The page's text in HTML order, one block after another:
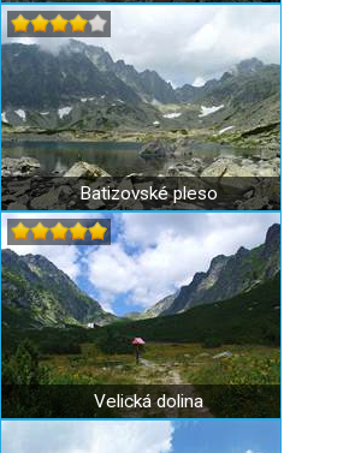
Batizovské pleso
Velická dolina